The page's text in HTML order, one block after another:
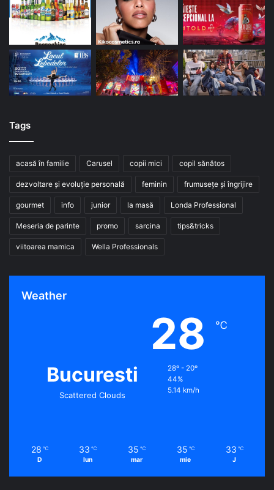
Tags
acasă în familie Carusel copii mici copil sănătos
dezvoltare și evoluție personală feminin frumusețe și îngrijire
gourmet info junior la masă Londa Professional
Meseria de parinte promo sarcina tips&tricks
viitoarea mamica Wella Professionals
Weather
Bucuresti
Scattered Clouds
28 ℃
28º - 20º
44%
5.14 km/h
28 ℃
D
33 ℃
lun
35 ℃
mar
35 ℃
mie
33 ℃
J